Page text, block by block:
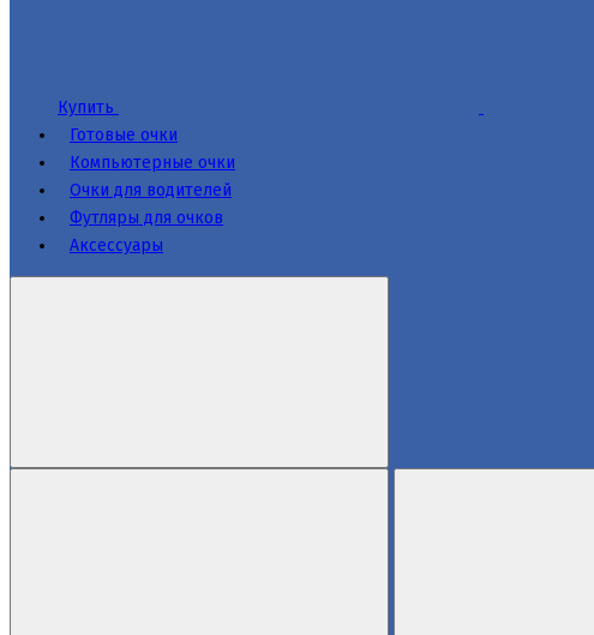
Купить
Готовые очки
Компьютерные очки
Очки для водителей
Футляры для очков
Аксессуары